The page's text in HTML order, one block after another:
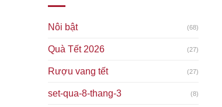
Nôi bật (68)
Quà Tết 2026 (27)
Rượu vang tết (27)
set-qua-8-thang-3 (8)